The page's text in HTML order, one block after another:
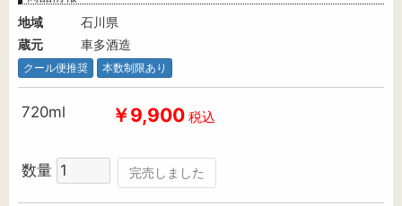
地域
石川県
蔵元
車多酒造
クール便推奨 本数制限あり
720ml ￥9,900 税込
数量 完売しました